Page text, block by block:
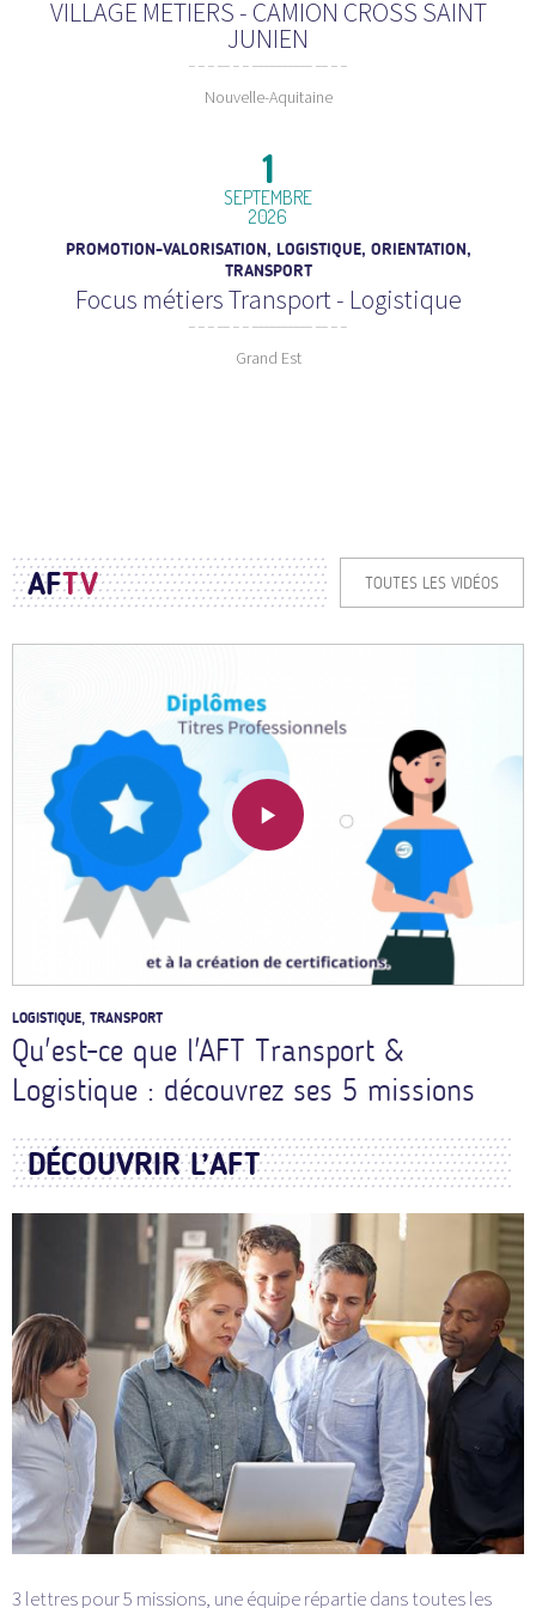
VILLAGE METIERS - CAMION CROSS SAINT
JUNIEN
Nouvelle-Aquitaine
1
SEPTEMBRE
2026
PROMOTION-VALORISATION, LOGISTIQUE, ORIENTATION,
TRANSPORT
Focus métiers Transport - Logistique
Grand Est
AFTV TOUTES LES VIDÉOS
LOGISTIQUE, TRANSPORT
Qu'est-ce que l'AFT Transport &
Logistique : découvrez ses 5 missions
DÉCOUVRIR L’AFT
3 lettres pour 5 missions, une équipe répartie dans toutes les